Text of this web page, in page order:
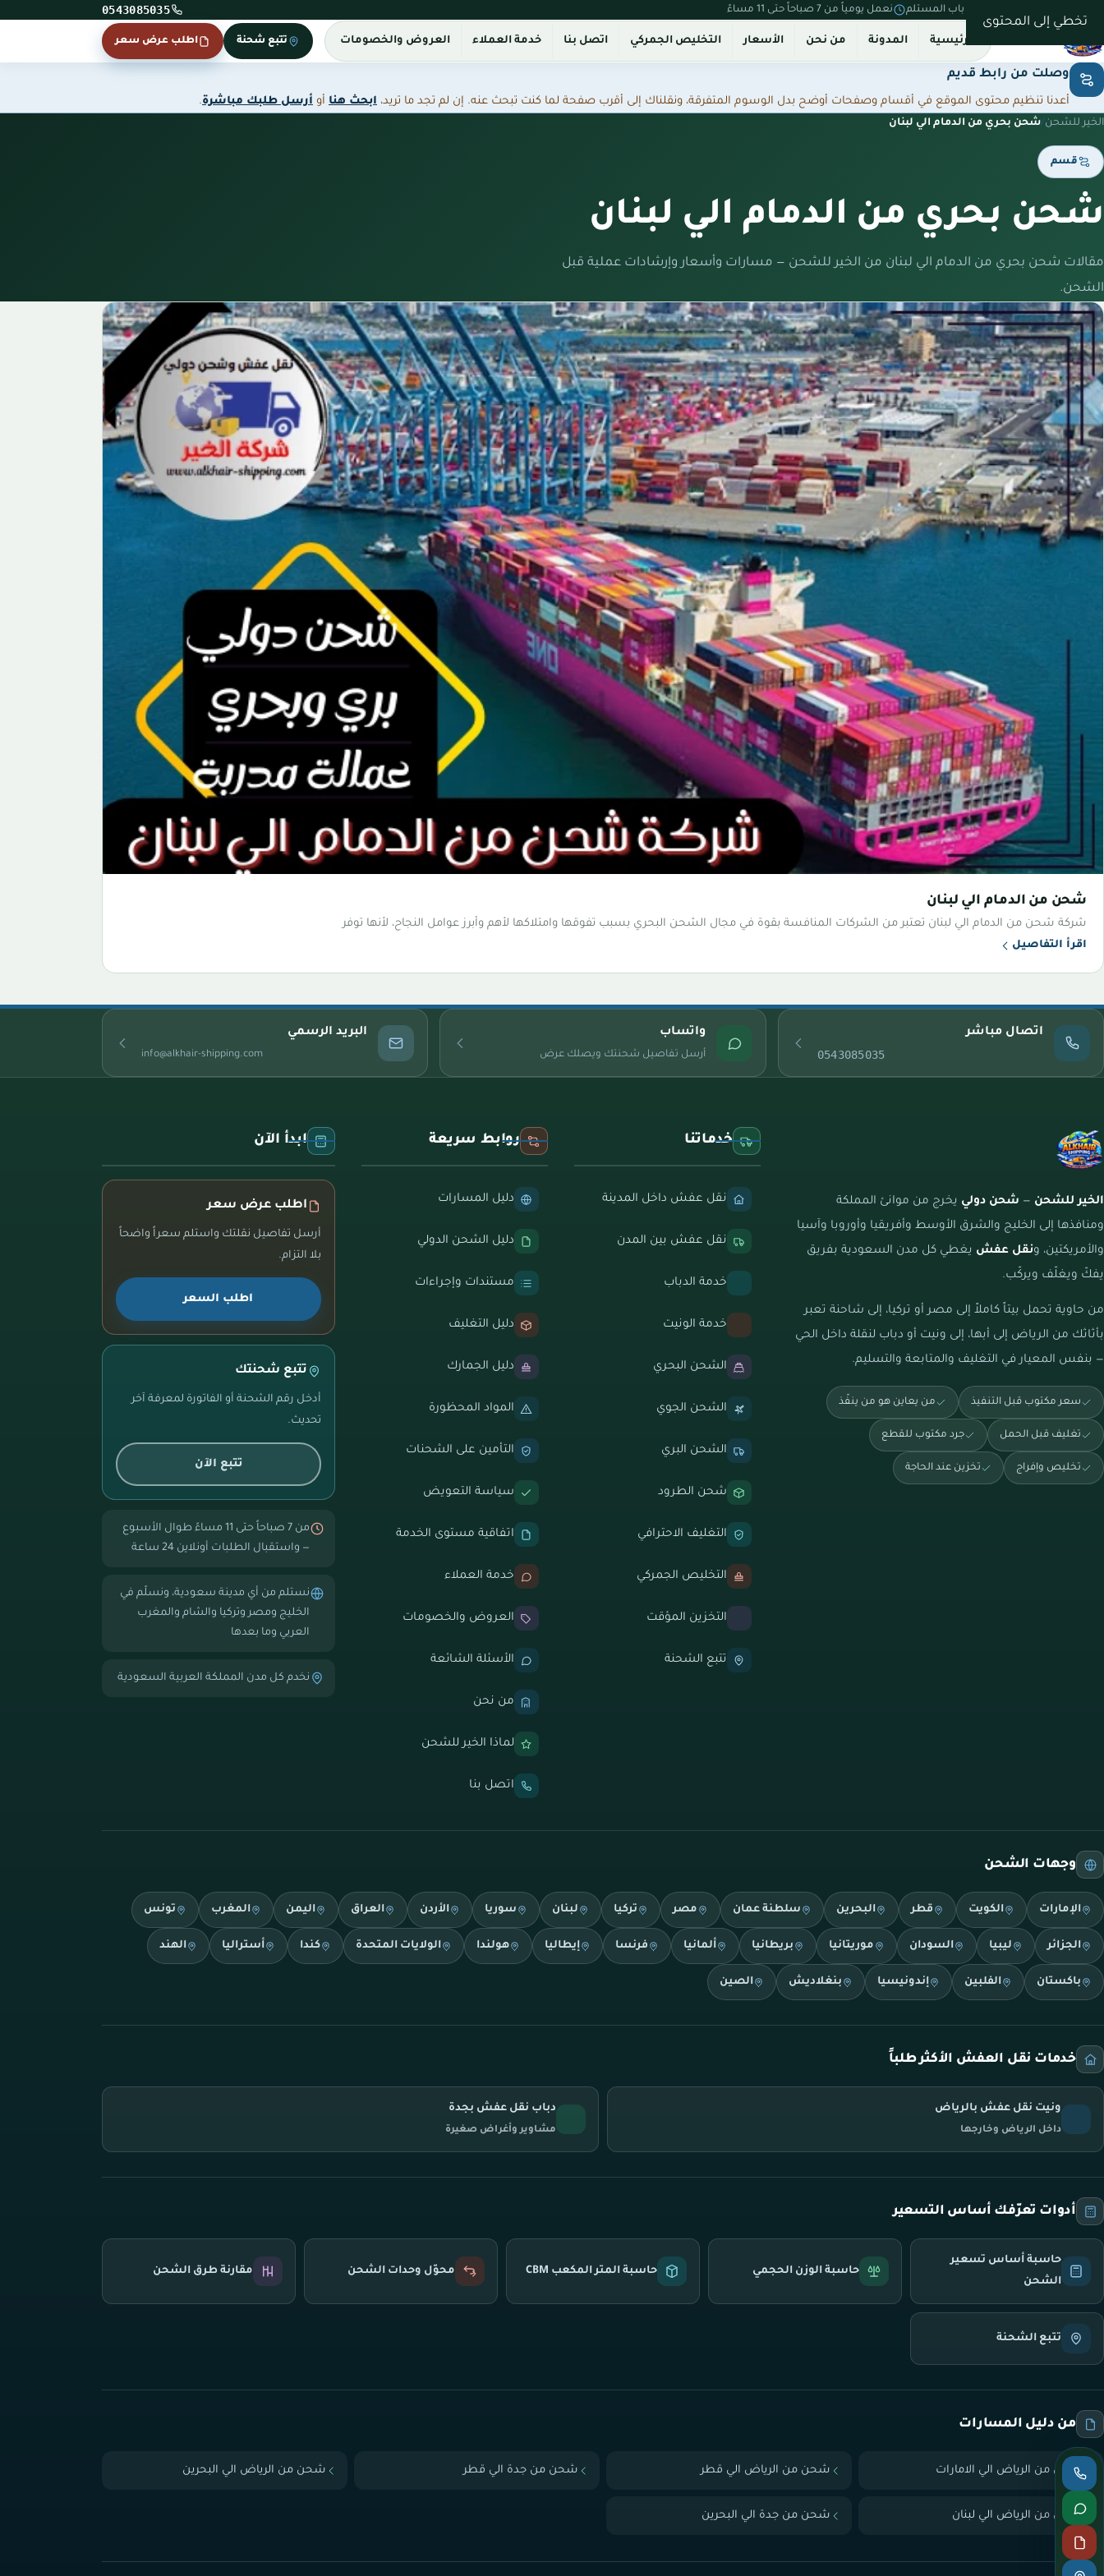
تخطي إلى المحتوى
نستلم من بيتك ونسلّم على باب المستلم نعمل يومياً من 7 صباحاً حتى 11 مساءً 0543085035
الرئيسية المدونة من نحن الأسعار التخليص الجمركي اتصل بنا خدمة العملاء العروض والخصومات تتبع شحنة اطلب عرض سعر
وصلت من رابط قديم
أعدنا تنظيم محتوى الموقع في أقسام وصفحات أوضح بدل الوسوم المتفرقة، ونقلناك إلى أقرب صفحة لما كنت تبحث عنه. إن لم تجد ما تريد، ابحث هنا أو أرسل طلبك مباشرة.
الخير للشحن/شحن بحري من الدمام الي لبنان
قسم
شحن بحري من الدمام الي لبنان
مقالات شحن بحري من الدمام الي لبنان من الخير للشحن — مسارات وأسعار وإرشادات عملية قبل
الشحن.
شحن من الدمام الي لبنان
شركة شحن من الدمام الي لبنان تعتبر من الشركات المنافسة بقوة في مجال الشحن البحري بسبب تفوقها وامتلاكها لأهم وأبرز عوامل النجاح، لأنها توفر
اقرأ التفاصيل
اتصال مباشر
0543085035
واتساب
أرسل تفاصيل شحنتك ويصلك عرض
البريد الرسمي
info@alkhair-shipping.com
الخير للشحن — شحن دولي يخرج من موانئ المملكة
ومنافذها إلى الخليج والشرق الأوسط وأفريقيا وأوروبا وآسيا
والأمريكتين، ونقل عفش يغطي كل مدن السعودية بفريق
يفكّ ويغلّف ويركّب.
من حاوية تحمل بيتاً كاملاً إلى مصر أو تركيا، إلى شاحنة تعبر
بأثاثك من الرياض إلى أبها، إلى ونيت أو دباب لنقلة داخل الحي
— بنفس المعيار في التغليف والمتابعة والتسليم.
سعر مكتوب قبل التنفيذ من يعاين هو من ينفّذ
تغليف قبل الحمل جرد مكتوب للقطع
تخليص وإفراج تخزين عند الحاجة
خدماتنا
نقل عفش داخل المدينة
نقل عفش بين المدن
خدمة الدباب
خدمة الونيت
الشحن البحري
الشحن الجوي
الشحن البري
شحن الطرود
التغليف الاحترافي
التخليص الجمركي
التخزين المؤقت
تتبع الشحنة
روابط سريعة
دليل المسارات
دليل الشحن الدولي
مستندات وإجراءات
دليل التغليف
دليل الجمارك
المواد المحظورة
التأمين على الشحنات
سياسة التعويض
اتفاقية مستوى الخدمة
خدمة العملاء
العروض والخصومات
الأسئلة الشائعة
من نحن
لماذا الخير للشحن
اتصل بنا
ابدأ الآن
اطلب عرض سعر
أرسل تفاصيل نقلتك واستلم سعراً واضحاً
بلا التزام.
اطلب السعر
تتبع شحنتك
أدخل رقم الشحنة أو الفاتورة لمعرفة آخر
تحديث.
تتبع الآن
من 7 صباحاً حتى 11 مساءً طوال الأسبوع
— واستقبال الطلبات أونلاين 24 ساعة
نستلم من أي مدينة سعودية، ونسلّم في
الخليج ومصر وتركيا والشام والمغرب
العربي وما بعدها
نخدم كل مدن المملكة العربية السعودية
وجهات الشحن
الإمارات الكويت قطر البحرين سلطنة عمان مصر تركيا لبنان سوريا الأردن العراق اليمن المغرب تونس
الجزائر ليبيا السودان موريتانيا بريطانيا ألمانيا فرنسا إيطاليا هولندا الولايات المتحدة كندا أستراليا الهند
باكستان الفلبين إندونيسيا بنغلاديش الصين
خدمات نقل العفش الأكثر طلباً
ونيت نقل عفش بالرياض
داخل الرياض وخارجها
دباب نقل عفش بجدة
مشاوير وأغراض صغيرة
أدوات تعرّفك أساس التسعير
حاسبة أساس تسعير
الشحن
حاسبة الوزن الحجمي حاسبة المتر المكعب CBM محوّل وحدات الشحن مقارنة طرق الشحن
تتبع الشحنة
من دليل المسارات
شحن من الرياض الي الامارات شحن من الرياض الي قطر شحن من جدة الي قطر شحن من الرياض الي البحرين
شحن من الرياض الي لبنان شحن من جدة الي البحرين